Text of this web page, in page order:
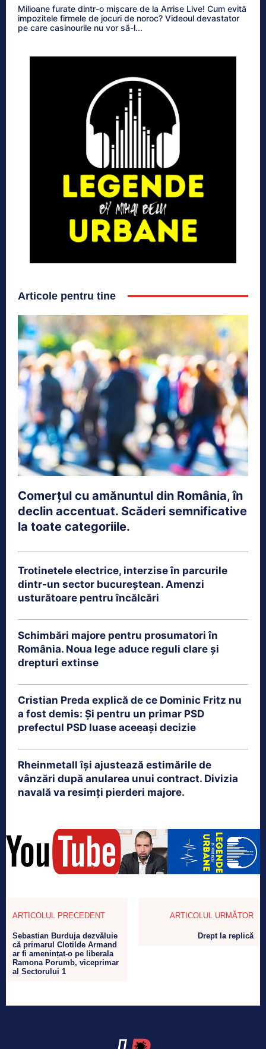
Milioane furate dintr-o mișcare de la Arrise Live! Cum evită
impozitele firmele de jocuri de noroc? Videoul devastator
pe care casinourile nu vor să-l...
Articole pentru tine
Comerțul cu amănuntul din România, în
declin accentuat. Scăderi semnificative
la toate categoriile.
Trotinetele electrice, interzise în parcurile
dintr-un sector bucureștean. Amenzi
usturătoare pentru încălcări
Schimbări majore pentru prosumatori în
România. Noua lege aduce reguli clare și
drepturi extinse
Cristian Preda explică de ce Dominic Fritz nu
a fost demis: Și pentru un primar PSD
prefectul PSD luase aceeași decizie
Rheinmetall își ajustează estimările de
vânzări după anularea unui contract. Divizia
navală va resimți pierderi majore.
ARTICOLUL PRECEDENT
Sebastian Burduja dezvăluie
că primarul Clotilde Armand
ar fi amenințat-o pe liberala
Ramona Porumb, viceprimar
al Sectorului 1
ARTICOLUL URMĂTOR
Drept la replică